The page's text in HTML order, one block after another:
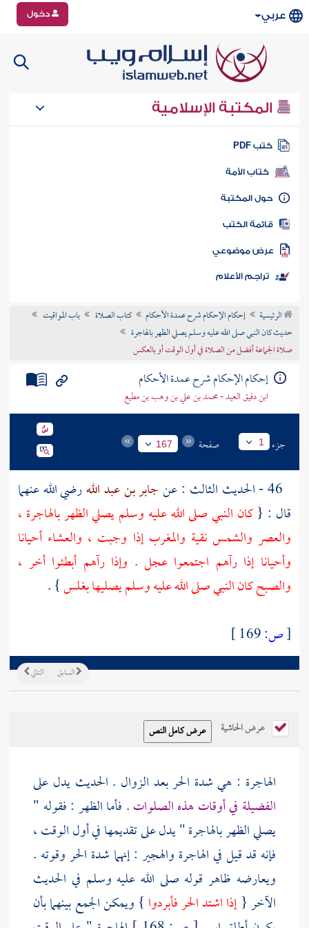
عربي دخول
المكتبة الإسلامية
كتب PDF
كتاب الأمة
المكتبة
الكتب
موضوعي
تراجم الأعلام
الرئيسية إحكام الإحكام شرح عمدة الأحكام كتاب الصلاة
باب المواقيت
حديث كان النبي صلى الله عليه وسلم يصلي الظهر بالهاجرة
صلاة الجماعة أفضل من الصلاة في أول الوقت أو بالعكس
إحكام الإحكام شرح عمدة الأحكام
ابن دقيق العيد - محمد بن علي بن وهب بن مطيع
جزء 1 صفحة 167
جابر بن عبد اللهرضي الله عنهما
قال : {كان النبي صلى الله عليه وسلم يصلي الظهر بالهاجرة ،
والعصر والشمس نقية والمغرب إذا وجبت ، والعشاء أحيانا
وأحيانا إذا رآهم اجتمعوا عجل . وإذا رآهم أبطئوا أخر ،
والصبح كان النبي صلى الله عليه وسلم يصليها بغلس} .
[ص:
التالي السابق
عرض الحاشية
الهاجرة : هي شدة الحر بعد الزوال . الحديث يدل على
الفضيلة في أوقات هذه الصلوات. فأما الظهر : فقوله "
يصلي الظهر بالهاجرة " يدل على تقديمها في أول الوقت ،
فإنه قد قيل في الهاجرة والهجير : إنهما شدة الحر وقوته .
ويعارضه ظاهر قوله صلى الله عليه وسلم في الحديث
الآخر {إذا اشتد الحر فأبردوا } ويمكن الجمع بينهما بأن